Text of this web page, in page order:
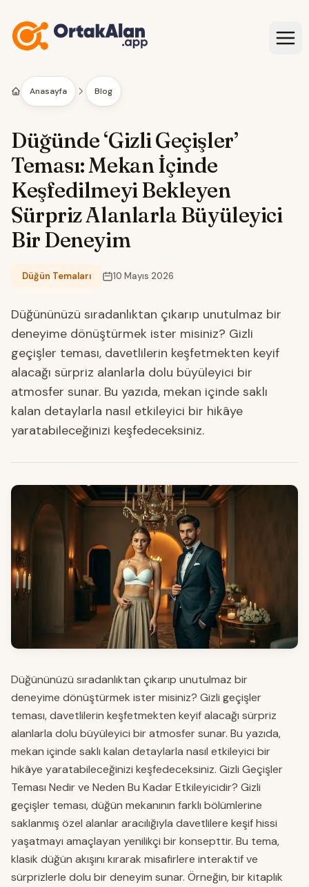
İçeriğe geç
Anasayfa Blog
Düğünde ‘Gizli Geçişler’
Teması: Mekan İçinde
Keşfedilmeyi Bekleyen
Sürpriz Alanlarla Büyüleyici
Bir Deneyim
Kategori:
Düğün Temaları 10 Mayıs 2026
Düğününüzü sıradanlıktan çıkarıp unutulmaz bir
deneyime dönüştürmek ister misiniz? Gizli
geçişler teması, davetlilerin keşfetmekten keyif
alacağı sürpriz alanlarla dolu büyüleyici bir
atmosfer sunar. Bu yazıda, mekan içinde saklı
kalan detaylarla nasıl etkileyici bir hikâye
yaratabileceğinizi keşfedeceksiniz.
Düğününüzü sıradanlıktan çıkarıp unutulmaz bir
deneyime dönüştürmek ister misiniz? Gizli geçişler
teması, davetlilerin keşfetmekten keyif alacağı sürpriz
alanlarla dolu büyüleyici bir atmosfer sunar. Bu yazıda,
mekan içinde saklı kalan detaylarla nasıl etkileyici bir
hikâye yaratabileceğinizi keşfedeceksiniz. Gizli Geçişler
Teması Nedir ve Neden Bu Kadar Etkileyicidir? Gizli
geçişler teması, düğün mekanının farklı bölümlerine
saklanmış özel alanlar aracılığıyla davetlilere keşif hissi
yaşatmayı amaçlayan yenilikçi bir konsepttir. Bu tema,
klasik düğün akışını kırarak misafirlere interaktif ve
sürprizlerle dolu bir deneyim sunar. Örneğin, bir kitaplık